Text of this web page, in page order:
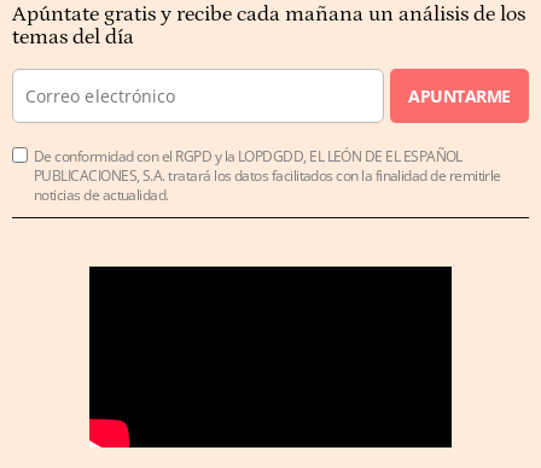
Apúntate gratis y recibe cada mañana un análisis de los
temas del día
APUNTARME
De conformidad con el RGPD y la LOPDGDD, EL LEÓN DE EL ESPAÑOL
PUBLICACIONES, S.A. tratará los datos facilitados con la finalidad de remitirle
noticias de actualidad.